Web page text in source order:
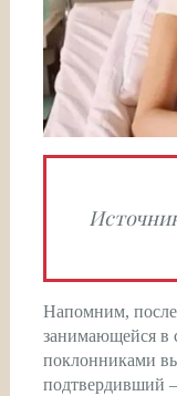
Напомним, после
занимающейся в
поклонниками
подтвердивший